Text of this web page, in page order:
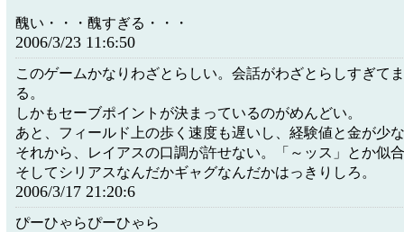
醜い・・・醜すぎる・・・
2006/3/23 11:6:50
このゲームかなりわざとらしい。会話がわざとらしすぎて
る。
しかもセーブポイントが決まっているのがめんどい。
あと、フィールド上の歩く速度も遅いし、経験値と金が少
それから、レイアスの口調が許せない。「～ッス」とか似
そしてシリアスなんだかギャグなんだかはっきりしろ。
2006/3/17 21:20:6
ぴーひゃらぴーひゃら